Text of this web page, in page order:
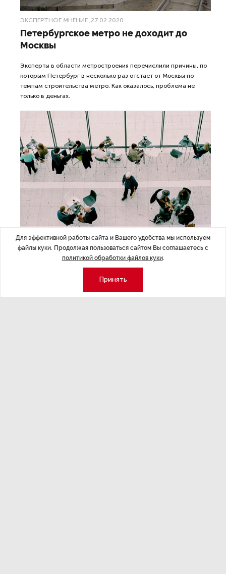
ЭКСПЕРТНОЕ МНЕНИЕ ,27.02.2020
Петербургское метро не доходит до
Москвы
Эксперты в области метростроения перечислили причины, по
которым Петербург в несколько раз отстает от Москвы по
темпам строительства метро. Как оказалось, проблема не
только в деньгах.
ЭКОНОМИКА,26.02.2020
Общепит попросил добавки
Петербургский общепит вырос почти на 10% на фоне
Для эффективной работы сайта и Вашего удобства мы используем
файлы куки. Продолжая пользоваться сайтом Вы соглашаетесь с
политикой обработки файлов куки.
Принять